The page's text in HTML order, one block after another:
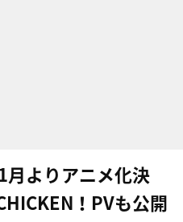
月よりアニメ化決
！PVも公開